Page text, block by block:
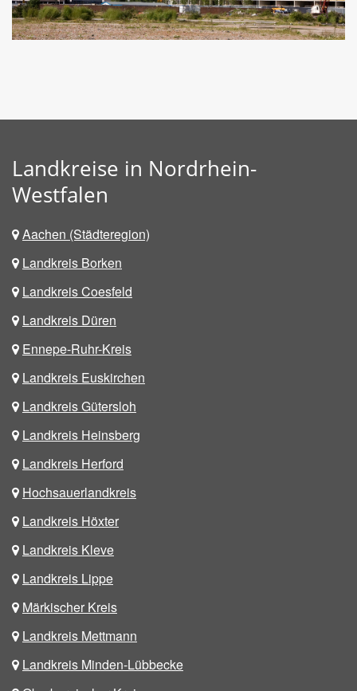
Landkreise in Nordrhein-
Westfalen
Aachen (Städteregion)
Landkreis Borken
Landkreis Coesfeld
Landkreis Düren
Ennepe-Ruhr-Kreis
Landkreis Euskirchen
Landkreis Gütersloh
Landkreis Heinsberg
Landkreis Herford
Hochsauerlandkreis
Landkreis Höxter
Landkreis Kleve
Landkreis Lippe
Märkischer Kreis
Landkreis Mettmann
Landkreis Minden-Lübbecke